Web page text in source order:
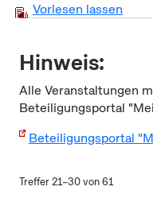
Vorlesen lassen
Hinweis:
Alle Veranstaltungen
Beteiligungsportal
Beteiligungsportal
Treffer 21–30 von 61